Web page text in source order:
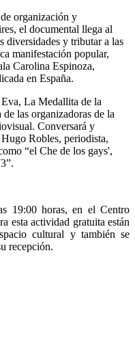
organización y
el documental llega al
diversidades y tributar a las
manifestación popular,
Carolina Espinoza,
en España.
La Medallita de la
las organizadoras de la
Conversará y
Robles, periodista,
“el Che de los gays',
19:00 horas, en el Centro
esta actividad gratuita están
cultural y también se
recepción.